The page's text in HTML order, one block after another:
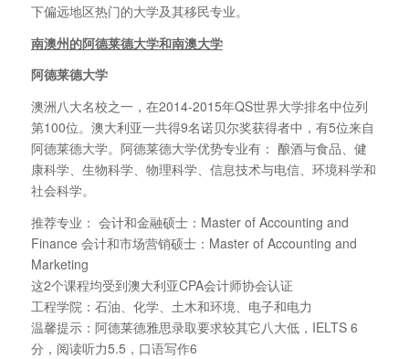
下偏远地区热门的大学及其移民专业。
南澳州的阿德莱德大学和南澳大学
阿德莱德大学
澳洲八大名校之一，在2014-2015年QS世界大学排名中位列
第100位。澳大利亚一共得9名诺贝尔奖获得者中，有5位来自
阿德莱德大学。阿德莱德大学优势专业有： 酿酒与食品、健
康科学、生物科学、物理科学、信息技术与电信、环境科学和
社会科学。
推荐专业： 会计和金融硕士：Master of Accounting and
Finance 会计和市场营销硕士：Master of Accounting and
Marketing
这2个课程均受到澳大利亚CPA会计师协会认证
工程学院：石油、化学、土木和环境、电子和电力
温馨提示：阿德莱德雅思录取要求较其它八大低，IELTS 6
分，阅读听力5.5，口语写作6